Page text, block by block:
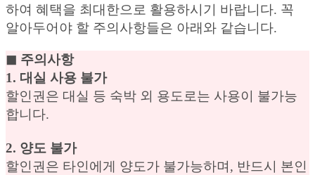
하여 혜택을 최대한으로 활용하시기 바랍니다. 꼭
알아두어야 할 주의사항들은 아래와 같습니다.
◼︎ 주의사항
1. 대실 사용 불가
할인권은 대실 등 숙박 외 용도로는 사용이 불가능
합니다.
2. 양도 불가
할인권은 타인에게 양도가 불가능하며, 반드시 본인